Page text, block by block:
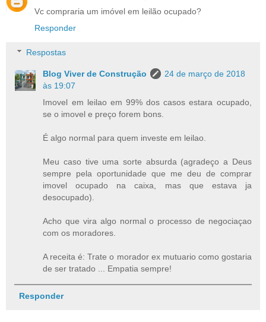
Vc compraria um imóvel em leilão ocupado?
Responder
Respostas
Blog Viver de Construção
24 de março de 2018
às 19:07
Imovel em leilao em 99% dos casos estara ocupado,
se o imovel e preço forem bons.
É algo normal para quem investe em leilao.
Meu caso tive uma sorte absurda (agradeço a Deus
sempre pela oportunidade que me deu de comprar
imovel ocupado na caixa, mas que estava ja
desocupado).
Acho que vira algo normal o processo de negociaçao
com os moradores.
A receita é: Trate o morador ex mutuario como gostaria
de ser tratado ... Empatia sempre!
Responder